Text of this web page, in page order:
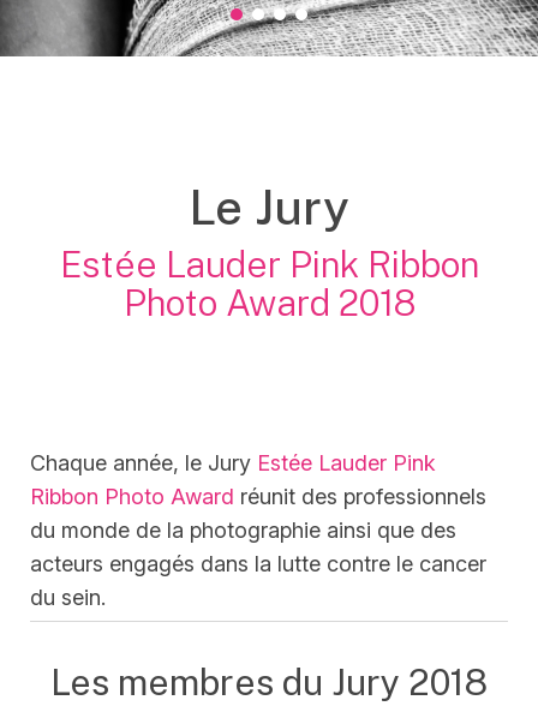
grand Prix
prix Accessit 1
prix Accessit 2
Prix du public
Le Jury
Estée Lauder Pink Ribbon
Photo Award 2018
Chaque année, le Jury Estée Lauder Pink
Ribbon Photo Award réunit des professionnels
du monde de la photographie ainsi que des
acteurs engagés dans la lutte contre le cancer
du sein.
Les membres du Jury 2018